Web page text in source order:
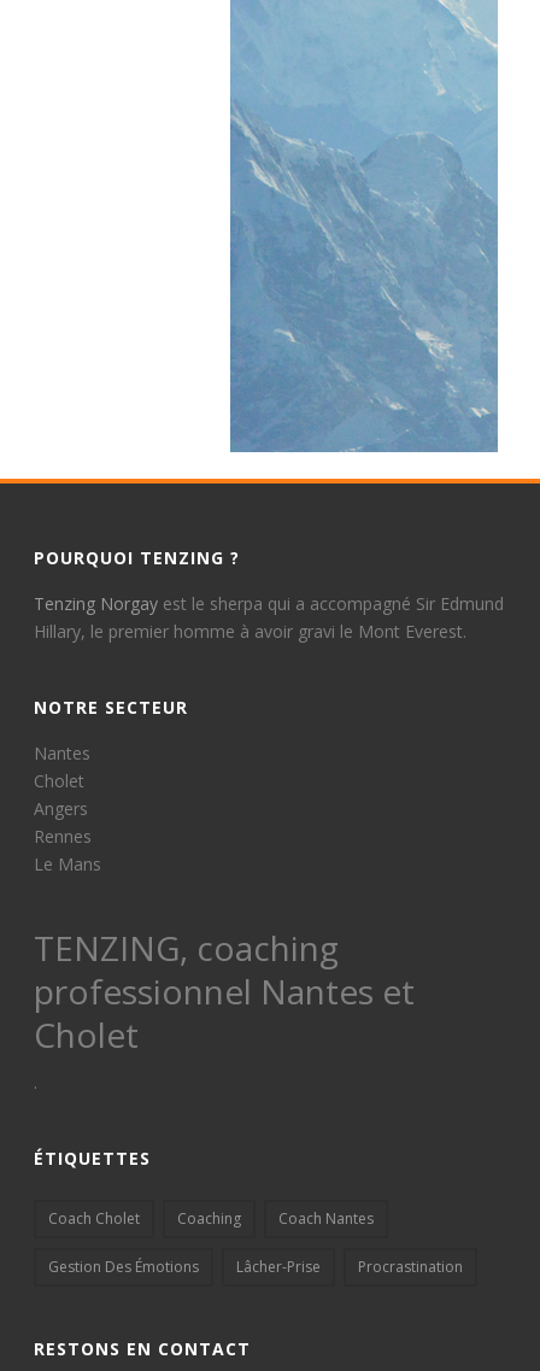
POURQUOI TENZING ?
Tenzing Norgay est le sherpa qui a accompagné Sir Edmund
Hillary, le premier homme à avoir gravi le Mont Everest.
NOTRE SECTEUR
Nantes
Cholet
Angers
Rennes
Le Mans
TENZING, coaching
professionnel Nantes et
Cholet
.
ÉTIQUETTES
Coach Cholet Coaching Coach Nantes
Gestion Des Émotions Lâcher-Prise Procrastination
RESTONS EN CONTACT